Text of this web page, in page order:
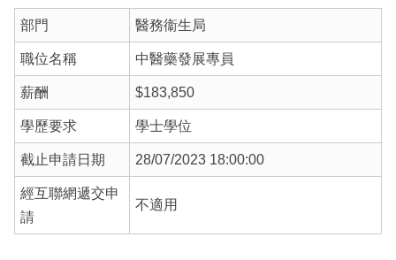
部門 醫務衞生局
職位名稱 中醫藥發展專員
薪酬 $183,850
學歷要求 學士學位
截止申請日期 28/07/2023 18:00:00
經互聯網遞交申
請
不適用